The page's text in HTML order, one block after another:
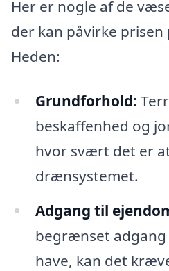
Her er nogle af de
der kan påvirke
Heden:
Grundforhold:
beskaffenhed og
hvor svært det er
drænsystemet.
Adgang til
begrænset
have, kan det